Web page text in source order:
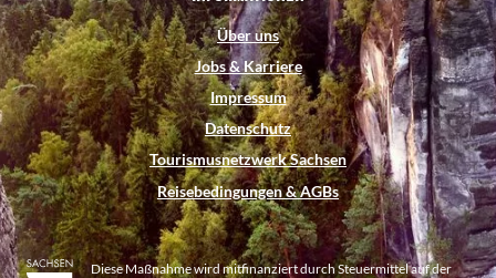
Über uns
Jobs & Karriere
Impressum
Datenschutz
Tourismusnetzwerk Sachsen
Reisebedingungen & AGBs
Diese Maßnahme wird mitfinanziert durch Steuermittel auf der